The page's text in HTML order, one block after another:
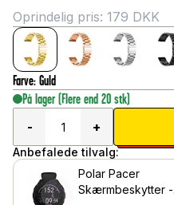
Oprindelig pris: 179 DKK
Farve: Guld
På lager (Flere end 20 stk)
-
+
Anbefalede tilvalg:
Polar Pacer
Skærmbeskytter -